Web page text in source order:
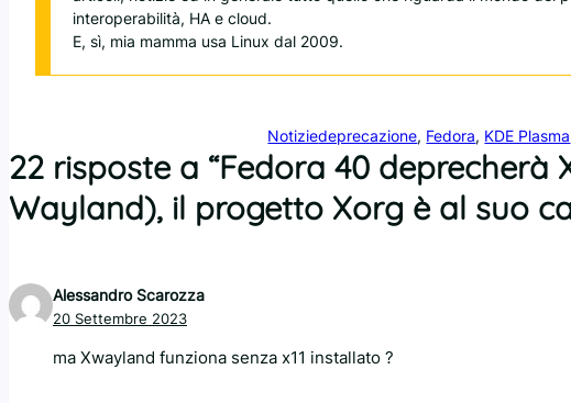
interoperabilità, HA e cloud.
E, sì, mia mamma usa Linux dal 2009.
Notiziedeprecazione, Fedora, KDE Plasma
22 risposte a “Fedora 40 deprecherà
Wayland), il progetto Xorg è al suo
Alessandro Scarozza
20 Settembre 2023
ma Xwayland funziona senza x11 installato ?